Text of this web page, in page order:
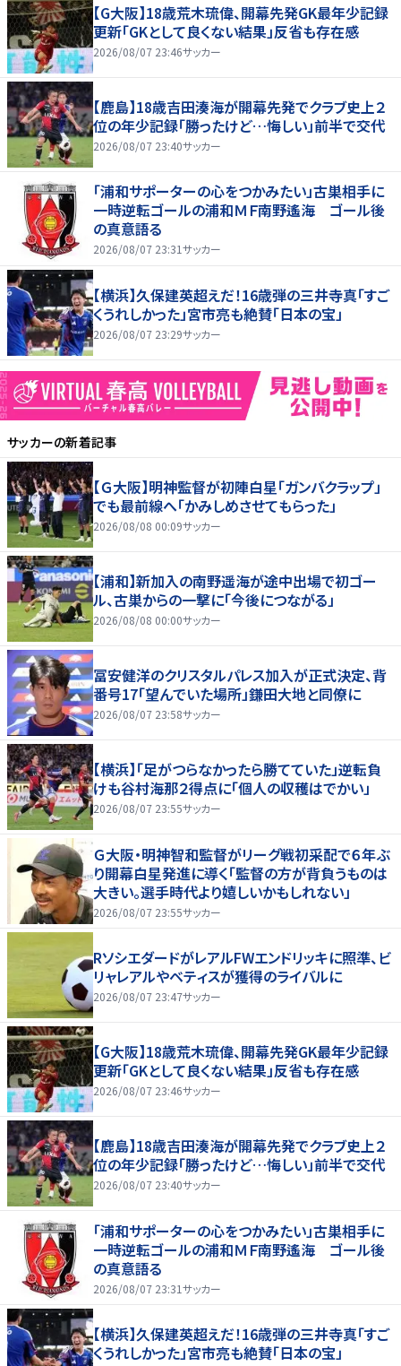
【G大阪】18歳荒木琉偉、開幕先発GK最年少記録
更新「GKとして良くない結果」反省も存在感
2026/08/07 23:46サッカー
【鹿島】18歳吉田湊海が開幕先発でクラブ史上２
位の年少記録「勝ったけど…悔しい」前半で交代
2026/08/07 23:40サッカー
「浦和サポーターの心をつかみたい」古巣相手に
一時逆転ゴールの浦和ＭＦ南野遙海 ゴール後
の真意語る
2026/08/07 23:31サッカー
【横浜】久保建英超えだ！16歳弾の三井寺真「すご
くうれしかった」宮市亮も絶賛「日本の宝」
2026/08/07 23:29サッカー
サッカーの新着記事
【Ｇ大阪】明神監督が初陣白星「ガンバクラップ」
でも最前線へ「かみしめさせてもらった」
2026/08/08 00:09サッカー
【浦和】新加入の南野遥海が途中出場で初ゴー
ル、古巣からの一撃に「今後につながる」
2026/08/08 00:00サッカー
冨安健洋のクリスタルパレス加入が正式決定、背
番号17「望んでいた場所」鎌田大地と同僚に
2026/08/07 23:58サッカー
【横浜】「足がつらなかったら勝てていた」逆転負
けも谷村海那２得点に「個人の収穫はでかい」
2026/08/07 23:55サッカー
Ｇ大阪・明神智和監督がリーグ戦初采配で６年ぶ
り開幕白星発進に導く「監督の方が背負うものは
大きい。選手時代より嬉しいかもしれない」
2026/08/07 23:55サッカー
RソシエダードがレアルFWエンドリッキに照準、ビ
リャレアルやベティスが獲得のライバルに
2026/08/07 23:47サッカー
【G大阪】18歳荒木琉偉、開幕先発GK最年少記録
更新「GKとして良くない結果」反省も存在感
2026/08/07 23:46サッカー
【鹿島】18歳吉田湊海が開幕先発でクラブ史上２
位の年少記録「勝ったけど…悔しい」前半で交代
2026/08/07 23:40サッカー
「浦和サポーターの心をつかみたい」古巣相手に
一時逆転ゴールの浦和ＭＦ南野遙海 ゴール後
の真意語る
2026/08/07 23:31サッカー
【横浜】久保建英超えだ！16歳弾の三井寺真「すご
くうれしかった」宮市亮も絶賛「日本の宝」